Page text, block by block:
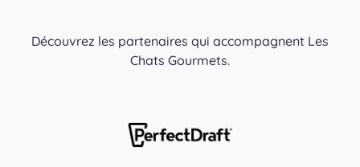
Découvrez les partenaires qui accompagnent Les
Chats Gourmets.